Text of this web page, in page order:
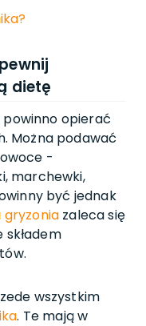
dietę
powinno opierać
Można podawać
-
marchewki,
być jednak
gryzonia zaleca się
wszystkim
. Te mają w